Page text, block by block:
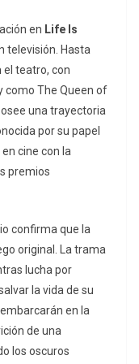
en Life Is
televisión. Hasta
el teatro, con
como The Queen of
una trayectoria
por su papel
cine con la
premios
confirma que la
original. La trama
lucha por
la vida de su
en la
de una
los oscuros